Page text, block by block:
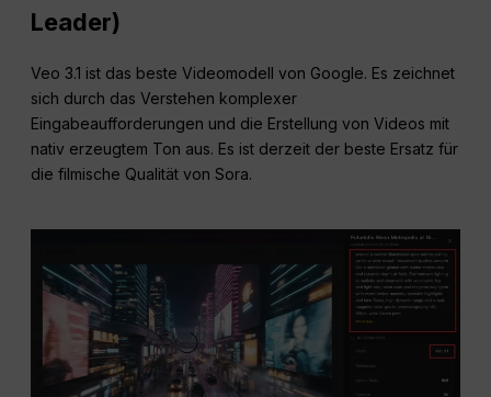
Leader)
Veo 3.1 ist das beste Videomodell von Google. Es zeichnet
sich durch das Verstehen komplexer
Eingabeaufforderungen und die Erstellung von Videos mit
nativ erzeugtem Ton aus. Es ist derzeit der beste Ersatz für
die filmische Qualität von Sora.